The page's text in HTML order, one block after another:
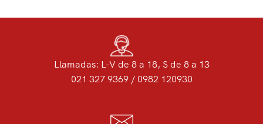
Llamadas: L-V de 8 a 18, S de 8 a 13
021 327 9369 / 0982 120930